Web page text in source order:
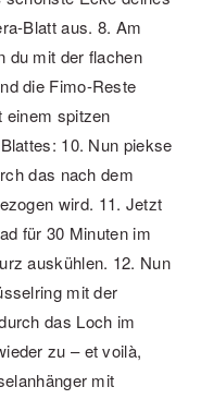
Blatt aus. 8. Am
du mit der flachen
die Fimo-Reste
einem spitzen
10. Nun piekse
das nach dem
wird. 11. Jetzt
für 30 Minuten im
auskühlen. 12. Nun
mit der
das Loch im
zu – et voilà,
mit